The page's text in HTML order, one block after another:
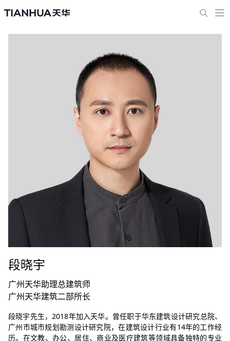
段晓宇
广州天华助理总建筑师
广州天华建筑二部所长
段晓宇先生，2018年加入天华。曾任职于华东建筑设计研究总院、
广州市城市规划勘测设计研究院，在建筑设计行业有14年的工作经
历。在文教、办公、居住、商业及医疗建筑等领域具备独特的专业